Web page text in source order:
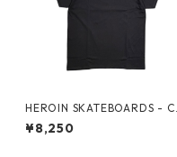
HEROIN SKATEBOARDS - CR
OW TEE -
¥8,250